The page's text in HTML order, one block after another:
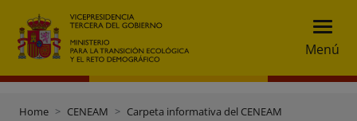
Menú
Home CENEAM Carpeta informativa del CENEAM